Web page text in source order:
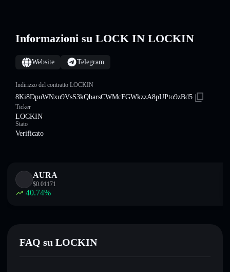
Informazioni su LOCK IN LOCKIN
Website Telegram
Indirizzo del contratto LOCKIN
8Ki8DpuWNxu9VsS3kQbarsCWMcFGWkzzA8pUPto9zBd5
Ticker
LOCKIN
Stato
Verificato
AURA
$0.01171
40.74%
FAQ su LOCKIN